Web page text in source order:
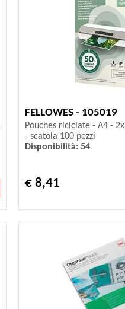
FELLOWES - 105019
Pouches riciclate - A4 -
- scatola 100 pezzi
Disponibilità: 54
€ 8,41